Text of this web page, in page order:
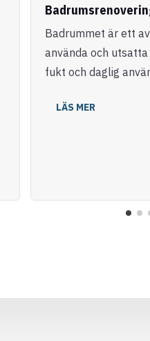
Badrummet är ett
använda och
fukt och daglig
LÄS MER